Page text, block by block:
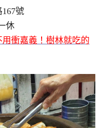
號
休
衝嘉義！樹林就吃的